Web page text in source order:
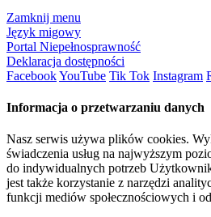
Zamknij menu
Język migowy
Portal Niepełnosprawność
Deklaracja dostępności
FacebookYouTube Tik Tok Instagram
Informacja o przetwarzaniu danych
Nasz serwis używa plików cookies.
świadczenia usług na najwyższym
do indywidualnych potrzeb
jest także korzystanie z narzędzi
funkcji mediów społecznościowych i